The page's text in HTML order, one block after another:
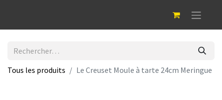
Tous les produits Le Creuset Moule à tarte 24cm Meringue